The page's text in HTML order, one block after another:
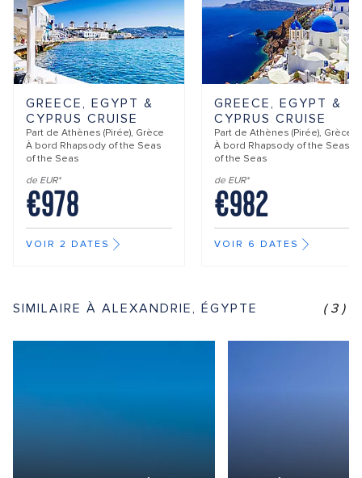
GREECE, EGYPT &
CYPRUS CRUISE
Part de Athènes (Pirée), Grèce
À bord Rhapsody of the Seas
of the Seas
de EUR*
€978
VOIR 2 DATES
GREECE, EGYPT &
CYPRUS CRUISE
Part de Athènes (Pirée), Grèce
À bord Rhapsody of the Seas
of the Seas
de EUR*
€982
VOIR 6 DATES
SIMILAIRE À ALEXANDRIE, ÉGYPTE (3)